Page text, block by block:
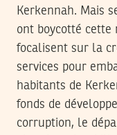
Kerkennah. Mais
ont boycotté cette
focalisent sur la
services pour
habitants de
fonds de
corruption, le